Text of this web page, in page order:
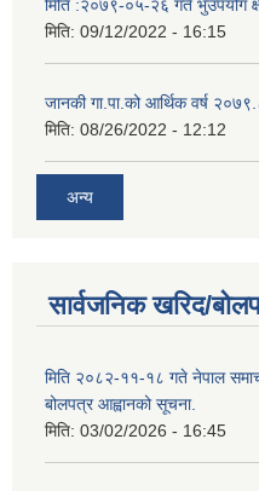
मिति :२०७९-०५-२६ गते भुउपयोग
मिति: 09/12/2022 - 16:15
जानकी गा.पा.को आर्थिक वर्ष
मिति: 08/26/2022 - 12:12
अन्य
सार्वजनिक खरिद/
मिति २०८२-११-१८ गते नेपाल
बोलपत्र आह्वानको सूचना.
मिति: 03/02/2026 - 16:45